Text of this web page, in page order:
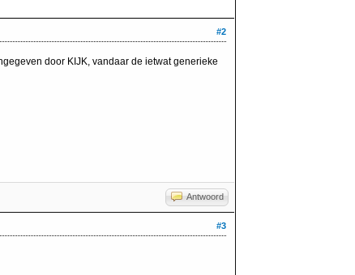
#2
door KIJK, vandaar de ietwat generieke
Antwoord
#3